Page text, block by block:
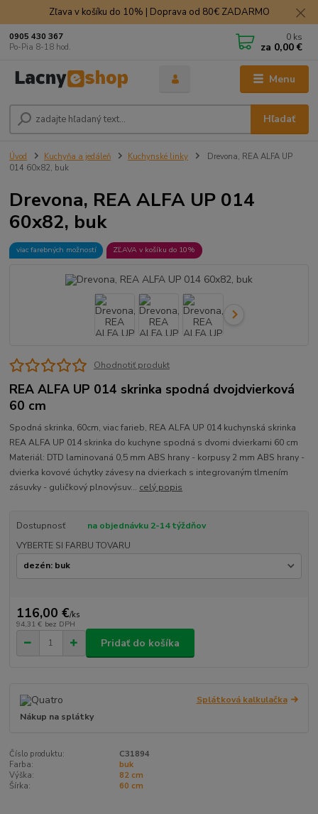
Zľava v košíku do 10% | Doprava od 80€ ZADARMO
Menu
Hľadať
0905 430 367
Po-Pia 8-18 hod.
0 ks
za 0,00 €
Úvod Kuchyňa a jedáleň Kuchynské linky
Drevona, REA ALFA UP
014 60x82, buk
Drevona, REA ALFA UP 014
60x82, buk
viac farebných možností ZĽAVA v košíku do 10%
Ohodnotiť produkt
REA ALFA UP 014 skrinka spodná dvojdvierková
60 cm
Spodná skrinka, 60cm, viac farieb, REA ALFA UP 014 kuchynská skrinka
REA ALFA UP 014 skrinka do kuchyne spodná s dvomi dvierkami 60 cm
Materiál: DTD laminovaná 0,5 mm ABS hrany - korpusy 2 mm ABS hrany -
dvierka kovové úchytky závesy na dvierkach s integrovaným tlmením
zásuvky - guličkový plnovýsuv... celý popis
Dostupnosť
na objednávku 2-14 týždňov
VYBERTE SI FARBU TOVARU
116,00 €/ks
94,31 € bez DPH
Pridať do košíka
Splátková kalkulačka
Nákup na splátky
Číslo produktu:
C31894
Farba:
buk
Výška:
82 cm
Šírka:
60 cm